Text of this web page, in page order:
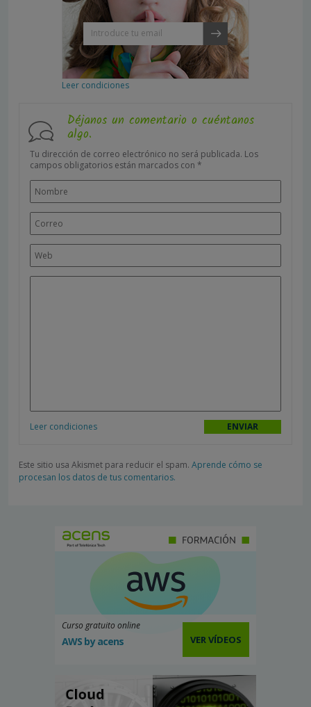
Leer condiciones
Déjanos un comentario o cuéntanos
algo.
Tu dirección de correo electrónico no será publicada. Los
campos obligatorios están marcados con *
Leer condiciones
Este sitio usa Akismet para reducir el spam. Aprende cómo se
procesan los datos de tus comentarios.
Curso gratuito online
AWS by acens VER VÍDEOS